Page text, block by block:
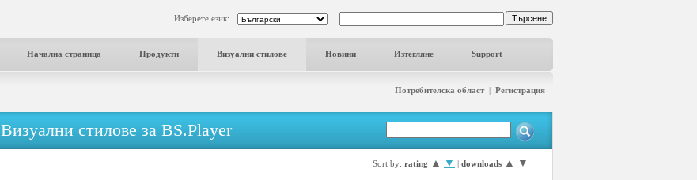
Изберете език:
Начална страница Продукти Визуални стилове Новини Изтегляне Support
Потребителска област| Регистрация
Визуални стилове за BS.Player
Sort by: rating ▲ ▼ | downloads ▲ ▼